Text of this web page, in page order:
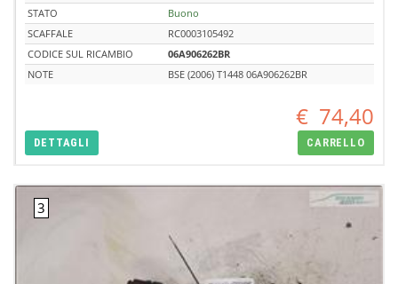
STATO
Buono
SCAFFALE
RC0003105492
CODICE SUL RICAMBIO
06A906262BR
NOTE
BSE (2006) T1448 06A906262BR
€ 74,40
DETTAGLI CARRELLO